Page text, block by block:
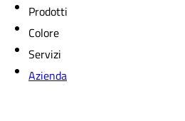
Prodotti
Colore
Servizi
Azienda